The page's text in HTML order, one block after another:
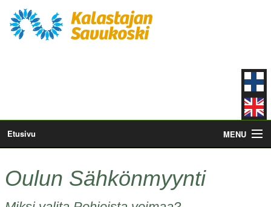
Etusivu
Kosket
MENU
Oulun Sähkönmyynti